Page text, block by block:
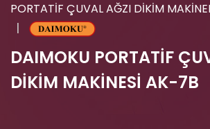
PORTATİF ÇUVAL AĞZI DİKİM
DAIMOKU PORTATİF
DİKİM MAKİNESİ AK-7B